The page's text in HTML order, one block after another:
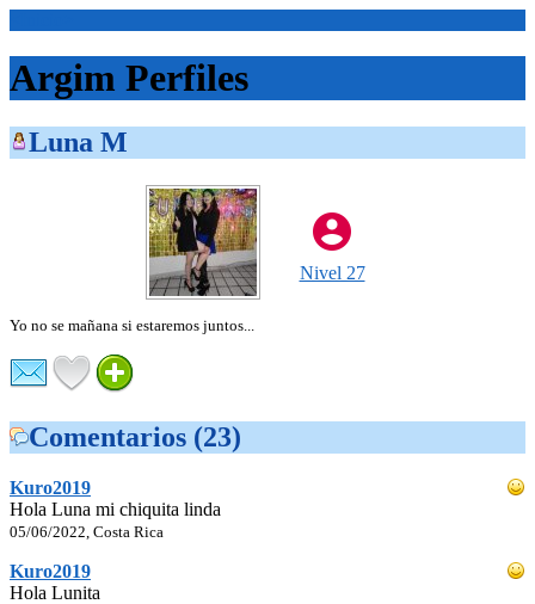
Argim Perfiles
Luna M
Nivel 27
Yo no se mañana si estaremos juntos...
Comentarios (23)
Kuro2019
Hola Luna mi chiquita linda
05/06/2022, Costa Rica
Kuro2019
Hola Lunita